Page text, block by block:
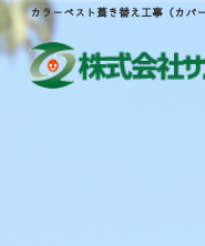
カラーベスト葺き替え工事（カ